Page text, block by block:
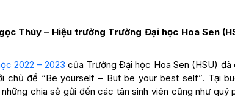
Thúy – Hiệu trưởng Trường Đại học Hoa Sen
2022 – 2023 của Trường Đại học Hoa Sen (HSU) đã
chủ đề “Be yourself – But be your best self”. Tại
chia sẻ gửi đến các tân sinh viên cũng như quý